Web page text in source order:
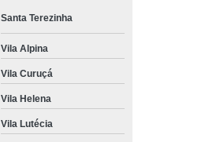
Santa Terezinha
Vila Alpina
Vila Curuçá
Vila Helena
Vila Lutécia